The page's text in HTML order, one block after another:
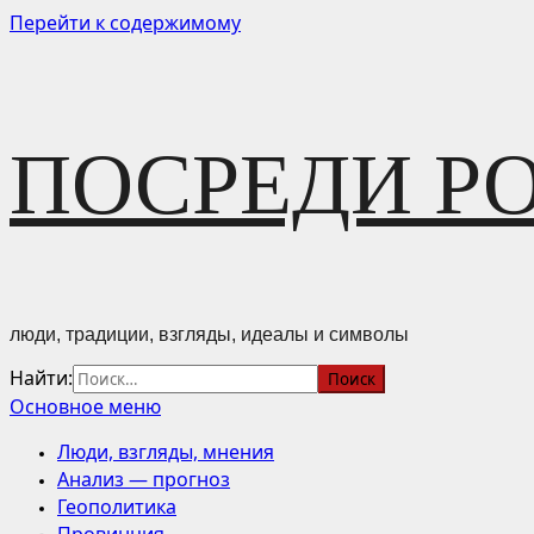
Перейти к содержимому
ПОСРЕДИ
люди, традиции, взгляды, идеалы и символы
Найти:
Основное меню
Люди, взгляды, мнения
Анализ — прогноз
Геополитика